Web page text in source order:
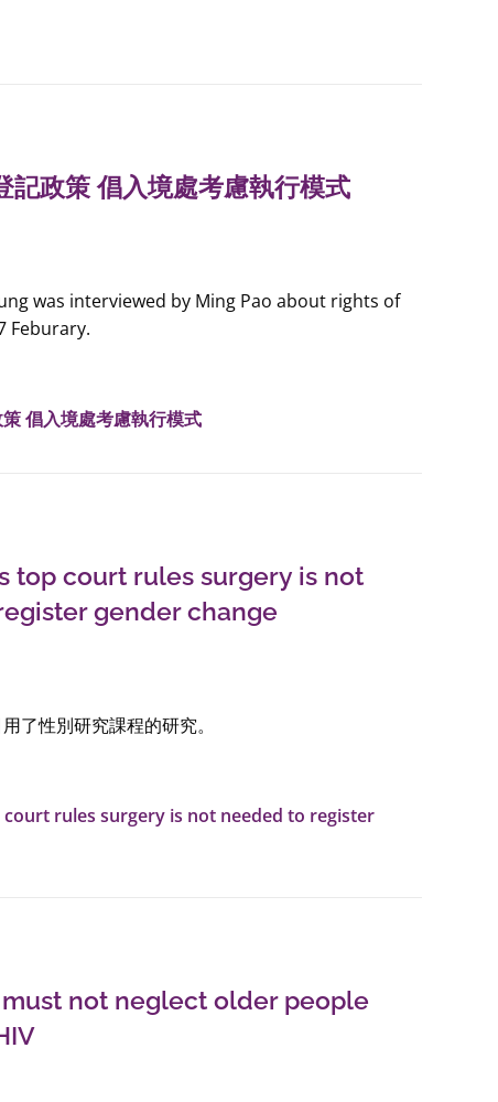
記政策 倡入境處考慮執行模式
was interviewed by Ming Pao about rights of
Feburary.
倡入境處考慮執行模式
top court rules surgery is not
gender change
了性別研究課程的研究。
court rules surgery is not needed to register
must not neglect older people